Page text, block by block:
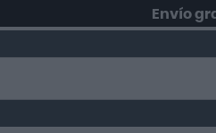
Envío gratis